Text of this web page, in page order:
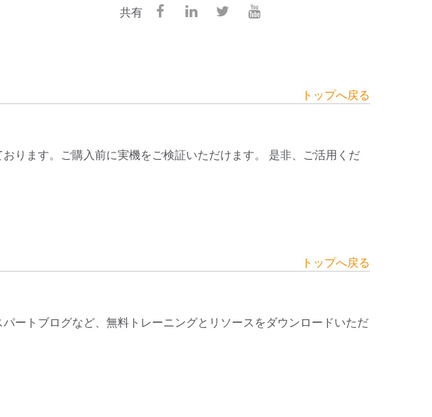
共有
トップへ戻る
ります。ご購入前に実機をご検証いただけます。 是非、ご活用くだ
トップへ戻る
ートブログなど、無料トレーニングとリソースをダウンロードいただ